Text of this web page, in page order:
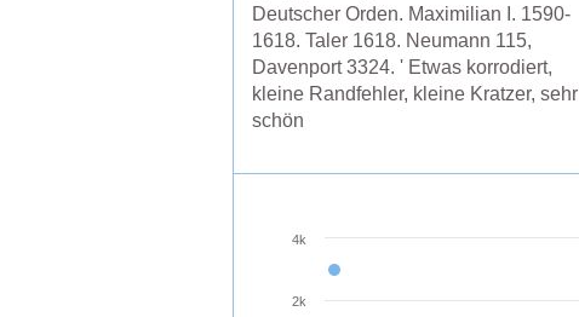
Deutscher Orden. Maximilian I. 1590-
1618. Taler 1618. Neumann 115,
Davenport 3324. ' Etwas korrodiert,
kleine Randfehler, kleine Kratzer, sehr
schön